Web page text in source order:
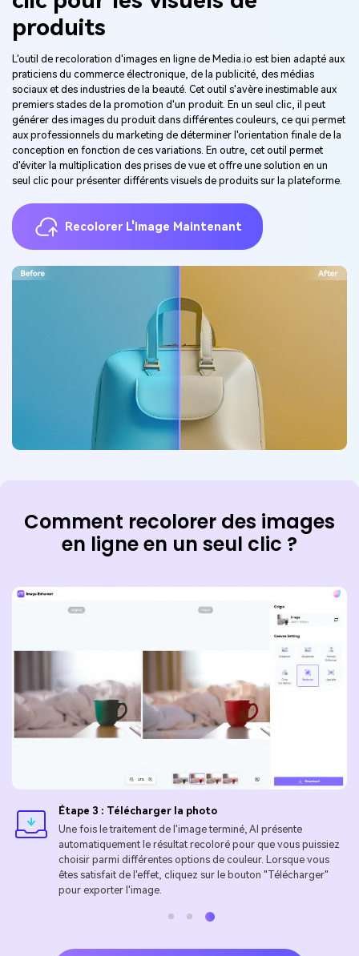
produits
L'outil de recoloration d'images en ligne de Media.io est bien adapté aux
praticiens du commerce électronique, de la publicité, des médias
sociaux et des industries de la beauté. Cet outil s'avère inestimable aux
premiers stades de la promotion d'un produit. En un seul clic, il peut
générer des images du produit dans différentes couleurs, ce qui permet
aux professionnels du marketing de déterminer l'orientation finale de la
conception en fonction de ces variations. En outre, cet outil permet
d'éviter la multiplication des prises de vue et offre une solution en un
seul clic pour présenter différents visuels de produits sur la plateforme.
Recolorer L'image Maintenant
Comment recolorer des images
en ligne en un seul clic ?
Étape 3 : Télécharger la photo
Une fois le traitement de l'image terminé, AI présente
automatiquement le résultat recoloré pour que vous puissiez
choisir parmi différentes options de couleur. Lorsque vous
êtes satisfait de l'effet, cliquez sur le bouton "Télécharger"
pour exporter l'image.